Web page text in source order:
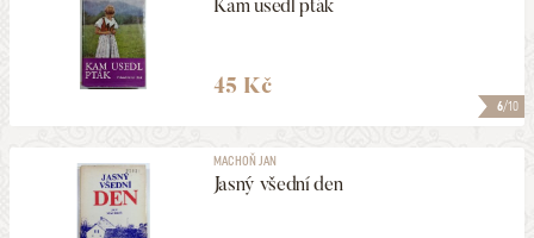
6/10
Kam usedl pták
45 Kč
MACHOŇ JAN
Jasný všední den